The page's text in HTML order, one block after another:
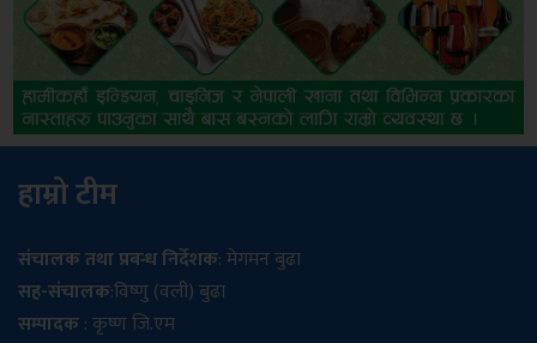
हाम्रो टीम
संचालक तथा प्रबन्ध निर्देशक: मेगमन बुढा
सह-संचालक:विष्णु (वली) बुढा
सम्पादक: कृष्ण जि.एम